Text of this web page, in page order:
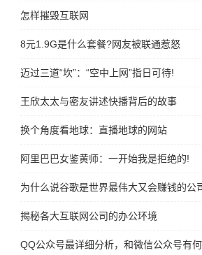
怎样摧毁互联网
8元1.9G是什么套餐?网友被联通惹怒
迈过三道“坎”：“空中上网”指日可待!
王欣太太与密友讲述快播背后的故事
换个角度看地球：直播地球的网站
阿里巴巴女鉴黄师：一开始我是拒绝的!
为什么说谷歌是世界最伟大又会赚钱的公
揭秘各大互联网公司的办公环境
QQ公众号最详细分析，和微信公众号有何